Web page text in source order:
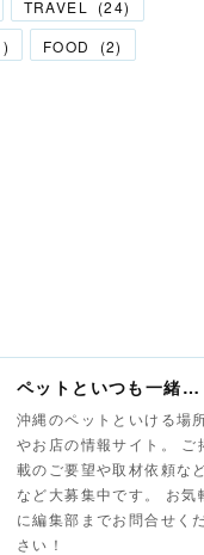
TRAVEL (24)
) FOOD (2)
ペットといつも一緒な情報サイト おさんぽ沖縄
沖縄のペットといける場
やお店の情報サイト。 ご
載のご要望や取材依頼な
など大募集中です。 お気
に編集部までお問合せく
さい！